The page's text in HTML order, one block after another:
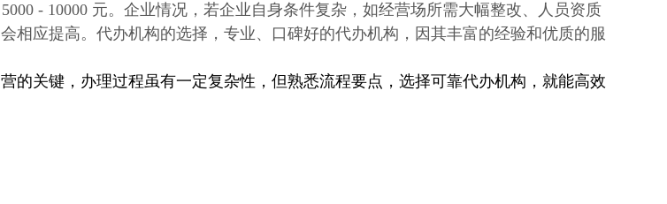
- 10000 元。企业情况，若企业自身条件复杂，如经营场所需大幅整改、人员资质
相应提高。代办机构的选择，专业、口碑好的代办机构，因其丰富的经验和优质的服
的关键，办理过程虽有一定复杂性，但熟悉流程要点，选择可靠代办机构，就能高效